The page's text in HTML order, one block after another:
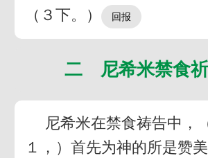
（３下。）
二 尼希米禁食
尼希米在禁食祷告中，
１，）首先为神的所是赞